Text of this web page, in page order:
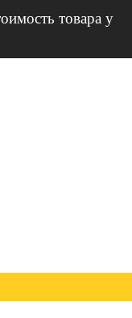
товара у